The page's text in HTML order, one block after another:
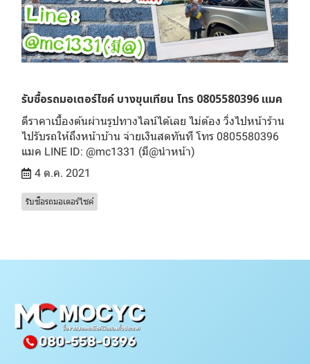
รับซื้อรถมอเตอร์ไซค์ บางขุนเทียน โทร 0805580396 แมค
ตีราคาเบื้องต้นผ่านรูปทางไลน์ได้เลย ไม่ต้อง วิ่งไปหน้าร้าน
ไปรับรถให้ถึงหน้าบ้าน จ่ายเงินสดทันที โทร 0805580396
แมค LINE ID: @mc1331 (มี@นำหน้า)
4 ต.ค. 2021
รับซื้อรถมอเตอร์ไซค์